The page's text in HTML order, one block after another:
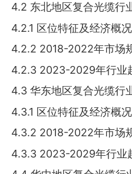
4.2 东北地区复合光缆行
4.2.1 区位特征及经济概况
4.2.2 2018-2022年市场
4.2.3 2023-2029年行业
4.3 华东地区复合光缆行
4.3.1 区位特征及经济概况
4.3.2 2018-2022年市场
4.3.3 2023-2029年行业